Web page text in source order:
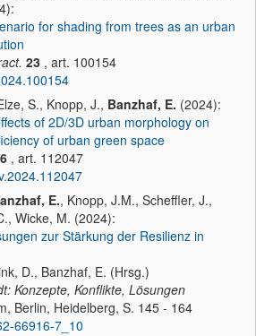
for shading from trees as an urban
23 , art. 100154
S., Knopp, J., Banzhaf, E. (2024):
of 2D/3D urban morphology on
of urban green space
, art. 112047
E., Knopp, J.M., Scheffler, J.,
Wicke, M. (2024):
zur Stärkung der Resilienz in
D., Banzhaf, E. (Hrsg.)
Konzepte, Konflikte, Lösungen
Berlin, Heidelberg, S. 145 - 164
66916-7_10